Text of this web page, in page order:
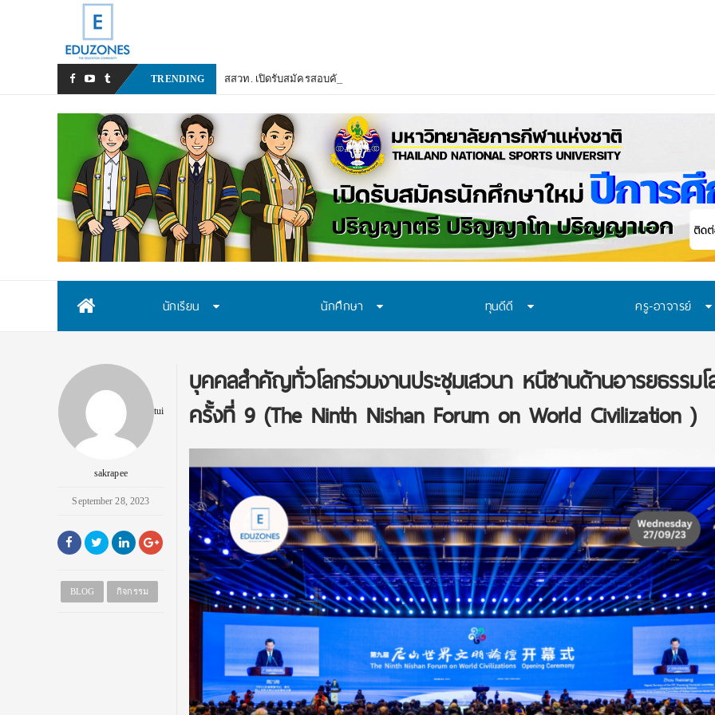
TRENDING สสวท. เปิดรับสมัครสอบคัดเลือก “ทุน พสวท.” และ “โครงการห้องเรียน พสวท.” ปีการศึกษา 2569 ชวน ม
นักเรียน นักศึกษา ทุนดีดี ครู-อาจารย์
tui
sakrapee
September 28, 2023
BLOG กิจกรรม
บุคคลสำคัญทั่วโลกร่วมงานประชุมเสวนา หนีซานด้านอารยธรรม
ครั้งที่ 9 (The Ninth Nishan Forum on World Civilization )